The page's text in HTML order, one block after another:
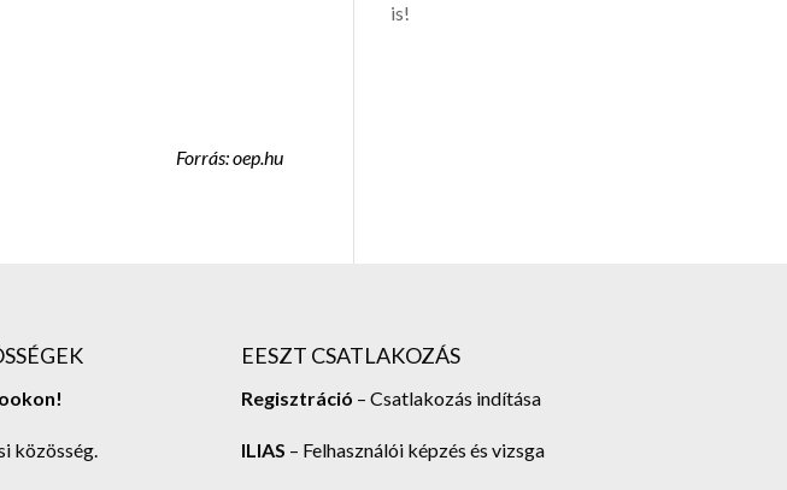
Forrás: oep.hu
is!
közösség.
EESZT CSATLAKOZÁS
Regisztráció – Csatlakozás indítása
ILIAS – Felhasználói képzés és vizsga